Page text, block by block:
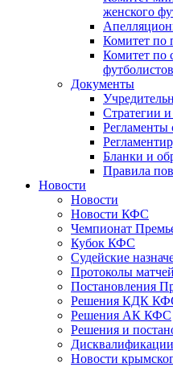
женского
Комитет по
Комитет по
футболистов
Документы
Стратегии
Бланки и
Правила
Новости
Новости
Новости КФС
Чемпионат
Кубок КФС
Судейские
Протоколы матчей
Постановления
Решения КДК
Решения АК КФС
Решения и
Дисквалификации
Новости